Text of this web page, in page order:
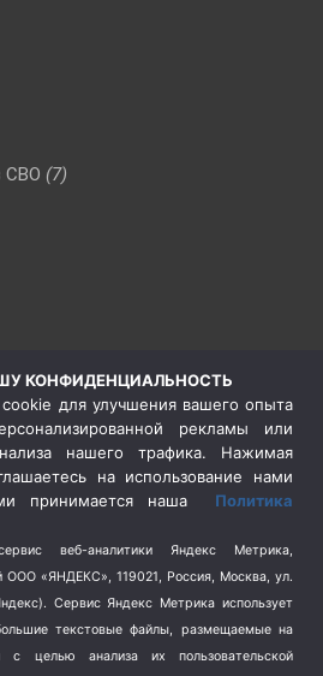
СВО (7)
(404)
КОНФИДЕНЦИАЛЬНОСТЬ
для улучшения вашего опыта
рекламы или
нашего трафика. Нажимая
на использование нами
принимается наша Политика
веб-аналитики Яндекс Метрика,
ООО «ЯНДЕКС», 119021, Россия, Москва, ул.
Сервис Яндекс Метрика использует
текстовые файлы, размещаемые на
с целью анализа их пользовательской